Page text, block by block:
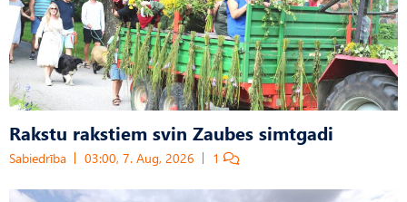
Rakstu rakstiem svin Zaubes simtgadi
Sabiedrība 03:00, 7. Aug, 2026 1